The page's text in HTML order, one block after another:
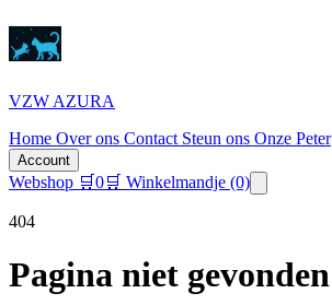
VZW AZURA
Home Over ons Contact Steun ons Onze Peter
Account
Webshop 🛒0🛒 Winkelmandje (0)
404
Pagina niet gevonden